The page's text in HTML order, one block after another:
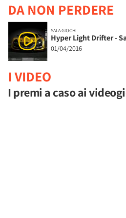
DA NON PERDERE
SALA GIOCHI
Hyper Light Drifter -
01/04/2016
I VIDEO
I premi a caso ai